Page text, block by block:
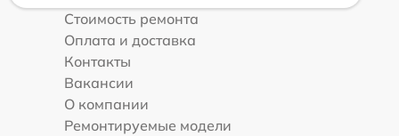
Стоимость ремонта
Оплата и доставка
Контакты
Вакансии
О компании
Ремонтируемые модели